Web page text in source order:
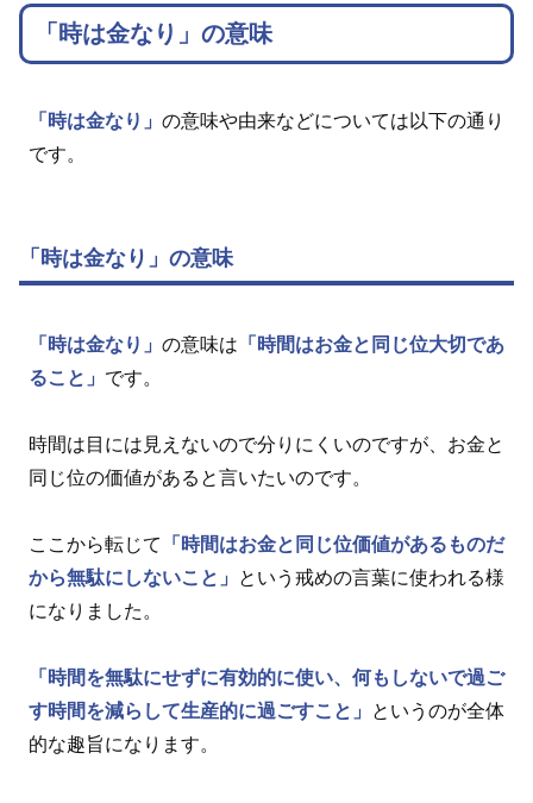
「時は金なり」の意味
「時は金なり」 の意味や由来などについては以下の通り
です。
「時は金なり」の意味
「時は金なり」 の意味は 「時間はお金と同じ位大切であ
ること」 です。
時間は目には見えないので分りにくいのですが、お金と
同じ位の価値があると言いたいのです。
ここから転じて
「時間はお金と同じ位価値があるものだ
から無駄にしないこと」
という戒めの言葉に使われる様
になりました。
「時間を無駄にせずに有効的に使い、何もしないで過ご
す時間を減らして生産的に過ごすこと」
というのが全体
的な趣旨になります。